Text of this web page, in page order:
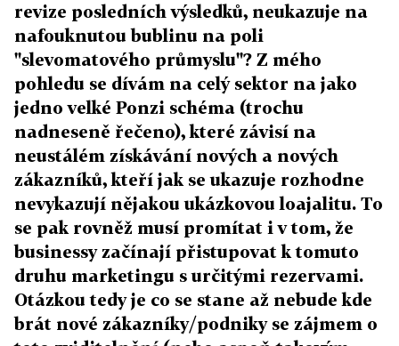
revize posledních výsledků, neukazuje na
nafouknutou bublinu na poli
"slevomatového průmyslu"? Z mého
pohledu se dívám na celý sektor na jako
jedno velké Ponzi schéma (trochu
nadneseně řečeno), které závisí na
neustálém získávání nových a nových
zákazníků, kteří jak se ukazuje rozhodne
nevykazují nějakou ukázkovou loajalitu. To
se pak rovněž musí promítat i v tom, že
businessy začínají přistupovat k tomuto
druhu marketingu s určitými rezervami.
Otázkou tedy je co se stane až nebude kde
brát nové zákazníky/podniky se zájmem o